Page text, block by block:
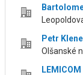
Petr
Olšanské